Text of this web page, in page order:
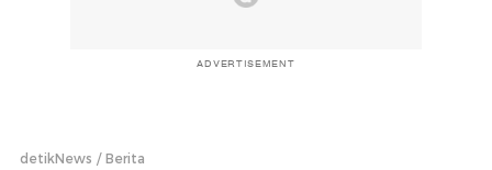
ADVERTISEMENT
detikNews Berita